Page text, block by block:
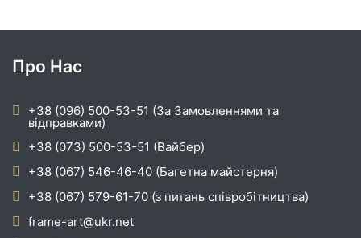
Про Нас
+38 (096) 500-53-51 (За Замовленнями та
відправками)
+38 (073) 500-53-51 (Вайбер)
+38 (067) 546-46-40 (Багетна майстерня)
+38 (067) 579-61-70 (з питань співробітництва)
frame-art@ukr.net